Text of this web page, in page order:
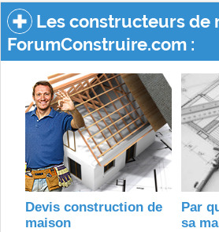
Les constructeurs de
ForumConstruire.com :
Devis construction de
maison
Par
sa